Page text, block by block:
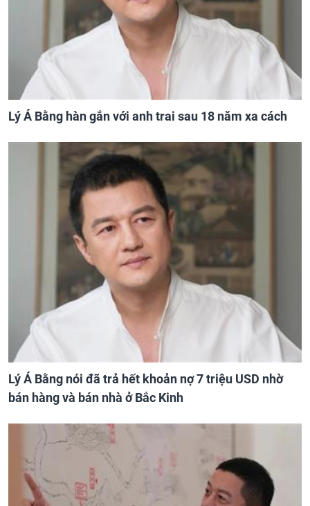
Lý Á Bằng hàn gắn với anh trai sau 18 năm xa cách
Lý Á Bằng nói đã trả hết khoản nợ 7 triệu USD nhờ
bán hàng và bán nhà ở Bắc Kinh